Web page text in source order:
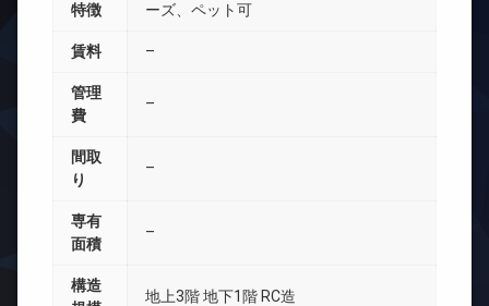
特徴
ーズ、ペット可
賃料 –
管理
費
–
間取
り
–
専有
面積
–
構造
地上3階 地下1階 RC造